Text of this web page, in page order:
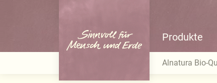
Produkte
Alnatura Bio-